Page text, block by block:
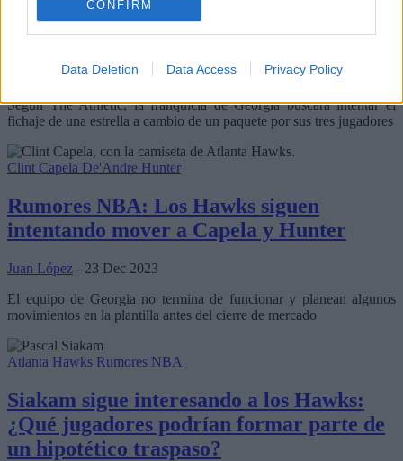
CONFIRM
Data Deletion Data Access Privacy Policy
a Dejounte Murray, Clint Capela y
De'Andre Hunter en un mismo traspaso
Jorge P. Borreguero- 15 Jan 2024
Según The Athletic, la franquicia de Georgia buscará intentar el
fichaje de una estrella a cambio de un paquete por sus tres jugadores
Clint Capela De'Andre Hunter
Rumores NBA: Los Hawks siguen
intentando mover a Capela y Hunter
Juan López - 23 Dec 2023
El equipo de Georgia no termina de funcionar y planean algunos
movimientos en la plantilla antes del cierre de mercado
Atlanta Hawks Rumores NBA
Siakam sigue interesando a los Hawks:
¿Qué jugadores podrían formar parte de
un hipotético traspaso?